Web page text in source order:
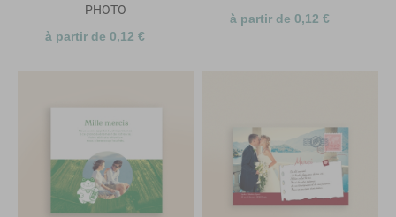
PHOTO
à partir de 0,12 €
à partir de 0,12 €